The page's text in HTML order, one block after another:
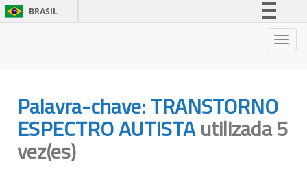
BRASIL
Legislação
Canais
Palavra-chave: TRANSTORNO
ESPECTRO AUTISTAutilizada 5
vez(es)